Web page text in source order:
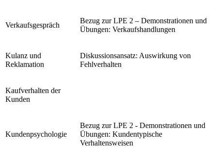
Verkaufsgespräch
Bezug zur LPE 2 – Demonstrationen und
Übungen: Verkaufshandlungen
Kulanz und
Reklamation
Diskussionsansatz: Auswirkung von
Fehlverhalten
Kaufverhalten der
Kunden
Kundenpsychologie
Bezug zur LPE 2 - Demonstrationen und
Übungen: Kundentypische
Verhaltensweisen